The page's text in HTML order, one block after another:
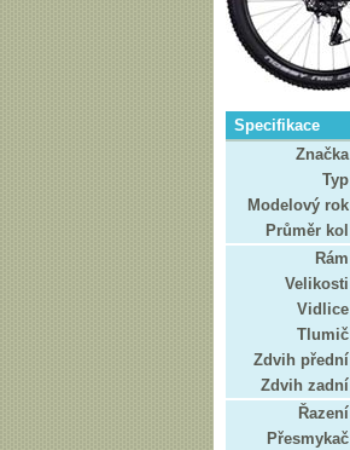
Specifikace
Značka
Typ
Modelový rok
Průměr kol
Rám
Velikosti
Vidlice
Tlumič
Zdvih přední
Zdvih zadní
Řazení
Přesmykač